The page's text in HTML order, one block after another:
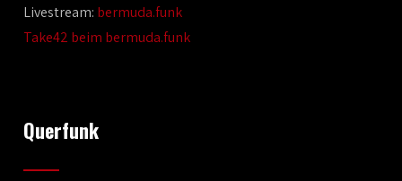
Livestream: bermuda.funk
Take42 beim bermuda.funk
Querfunk